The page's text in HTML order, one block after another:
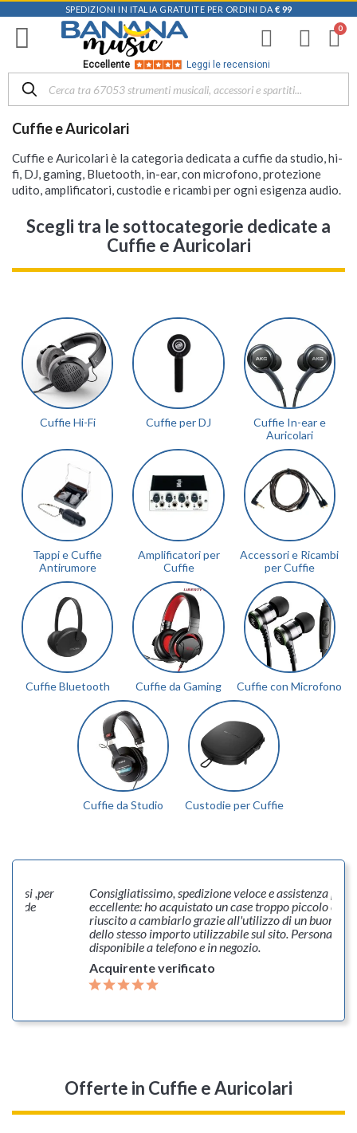
SPEDIZIONI IN ITALIA GRATUITE PER ORDINI DA € 99
Eccellente Leggi le recensioni
Cuffie e Auricolari
Cuffie e Auricolari è la categoria dedicata a cuffie da studio, hi-
fi, DJ, gaming, Bluetooth, in-ear, con microfono, protezione
udito, amplificatori, custodie e ricambi per ogni esigenza audio.
Scegli tra le sottocategorie dedicate a
Cuffie e Auricolari
Cuffie Hi-Fi Cuffie per DJ
Cuffie In-ear e
Auricolari
Tappi e Cuffie
Antirumore
Amplificatori per
Cuffie
Accessori e Ricambi
per Cuffie
Cuffie Bluetooth Cuffie da Gaming Cuffie con Microfono
Cuffie da Studio Custodie per Cuffie
,per
e lode
Consigliatissimo, spedizione veloce e assistenza
eccellente: ho acquistato un case troppo piccolo e
riuscito a cambiarlo grazie all'utilizzo di un buono
dello stesso importo utilizzabile sul sito. Personale
disponibile a telefono e in negozio.
Acquirente verificato
Offerte in Cuffie e Auricolari